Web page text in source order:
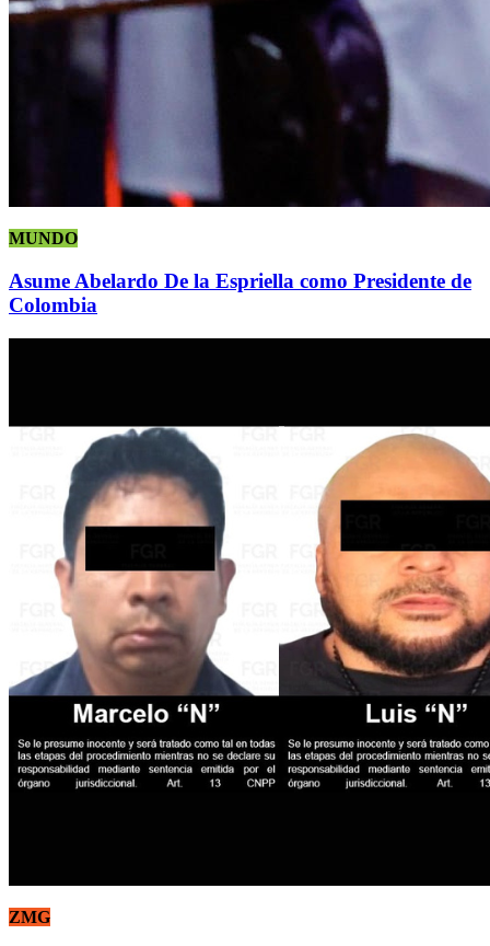
MUNDO
Asume Abelardo De la Espriella como Presidente de
Colombia
ZMG